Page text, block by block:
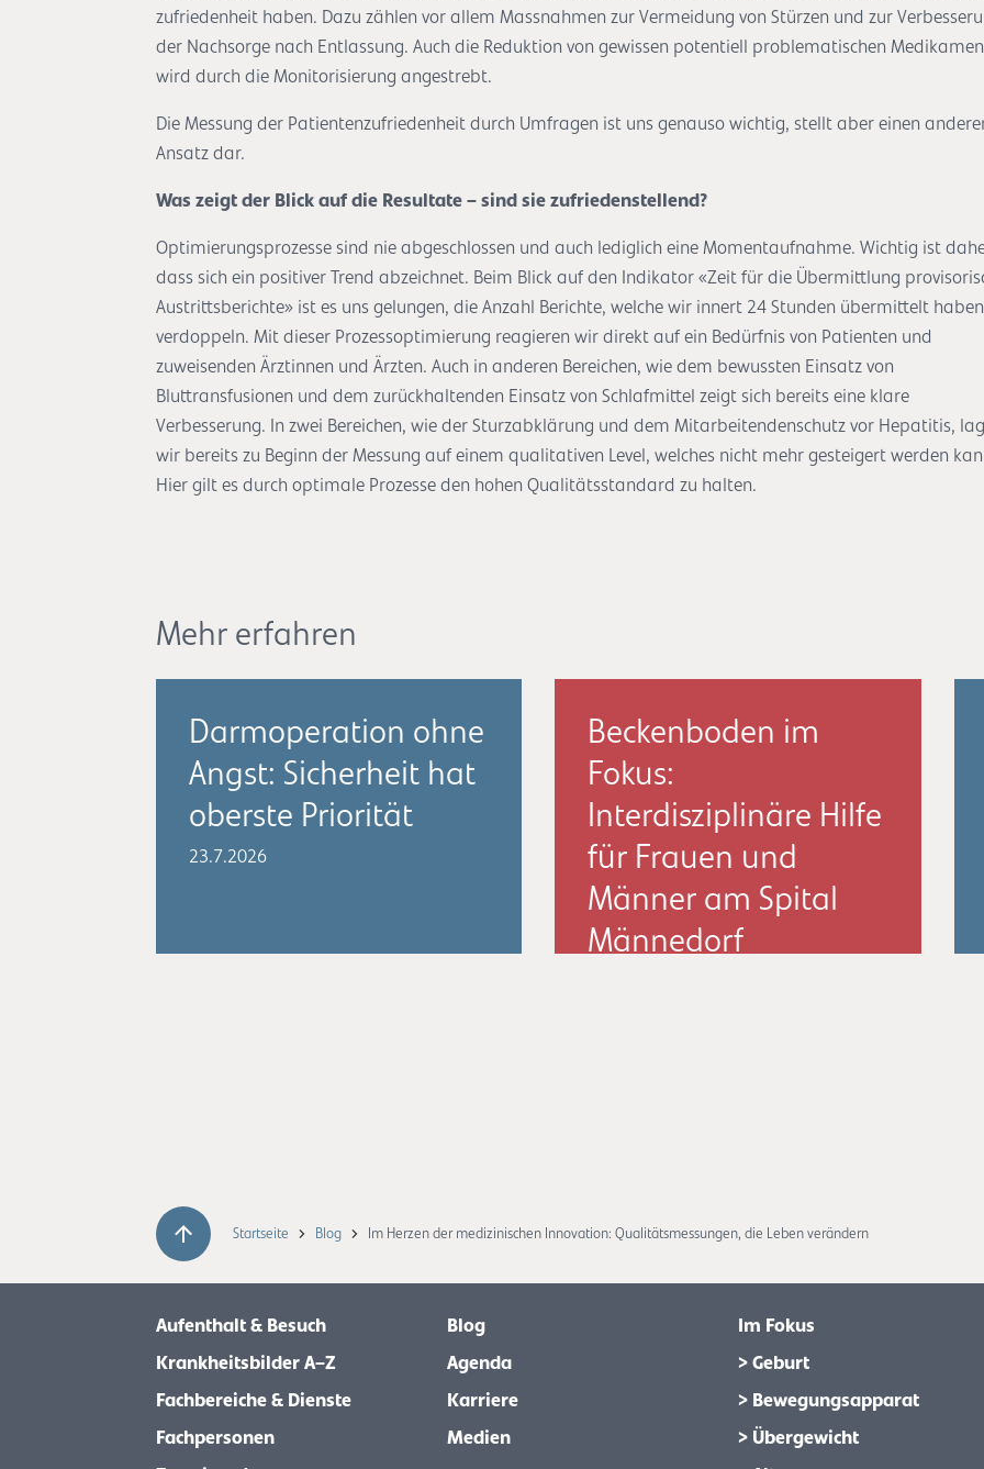
zufriedenheit haben. Dazu zählen vor allem Massnahmen zur Vermeidung von Stürzen und zur
der Nachsorge nach Entlassung. Auch die Reduktion von gewissen potentiell problematischen
wird durch die Monitorisierung angestrebt.
Die Messung der Patientenzufriedenheit durch Umfragen ist uns genauso wichtig, stellt aber einen
Ansatz dar.
Was zeigt der Blick auf die Resultate – sind sie zufriedenstellend?
Optimierungsprozesse sind nie abgeschlossen und auch lediglich eine Momentaufnahme. Wichtig ist
dass sich ein positiver Trend abzeichnet. Beim Blick auf den Indikator «Zeit für die Übermittlung
Austrittsberichte» ist es uns gelungen, die Anzahl Berichte, welche wir innert 24 Stunden übermittelt
verdoppeln. Mit dieser Prozessoptimierung reagieren wir direkt auf ein Bedürfnis von Patienten und
zuweisenden Ärztinnen und Ärzten. Auch in anderen Bereichen, wie dem bewussten Einsatz von
Bluttransfusionen und dem zurückhaltenden Einsatz von Schlafmittel zeigt sich bereits eine klare
Verbesserung. In zwei Bereichen, wie der Sturzabklärung und dem Mitarbeitendenschutz vor Hepatitis,
wir bereits zu Beginn der Messung auf einem qualitativen Level, welches nicht mehr gesteigert werden
Hier gilt es durch optimale Prozesse den hohen Qualitätsstandard zu halten.
Mehr erfahren
Darmoperation ohne
Angst: Sicherheit hat
oberste Priorität
23.7.2026
Beckenboden im
Fokus:
Interdisziplinäre Hilfe
für Frauen und
Männer am Spital
Männedorf
Startseite Blog Im Herzen der medizinischen Innovation: Qualitätsmessungen, die Leben verändern
Aufenthalt & Besuch
Krankheitsbilder A–Z
Fachbereiche & Dienste
Fachpersonen
Blog
Agenda
Karriere
Medien
Im Fokus
> Geburt
> Bewegungsapparat
> Übergewicht